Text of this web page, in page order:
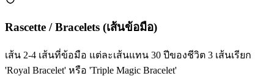
Rascette / Bracelets (เส้นข้อมือ)
เส้น 2-4 เส้นที่ข้อมือ แต่ละเส้นแทน 30 ปีของชีวิต 3 เส้นเรียก
'Royal Bracelet' หรือ 'Triple Magic Bracelet'